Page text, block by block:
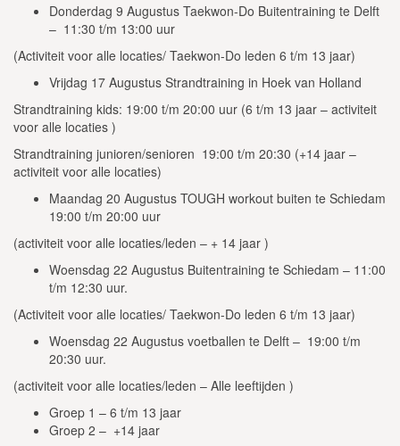
Donderdag 9 Augustus Taekwon-Do Buitentraining te Delft
– 11:30 t/m 13:00 uur
(Activiteit voor alle locaties/ Taekwon-Do leden 6 t/m 13 jaar)
Vrijdag 17 Augustus Strandtraining in Hoek van Holland
Strandtraining kids: 19:00 t/m 20:00 uur (6 t/m 13 jaar – activiteit
voor alle locaties )
Strandtraining junioren/senioren 19:00 t/m 20:30 (+14 jaar –
activiteit voor alle locaties)
Maandag 20 Augustus TOUGH workout buiten te Schiedam
19:00 t/m 20:00 uur
(activiteit voor alle locaties/leden – + 14 jaar )
Woensdag 22 Augustus Buitentraining te Schiedam – 11:00
t/m 12:30 uur.
(Activiteit voor alle locaties/ Taekwon-Do leden 6 t/m 13 jaar)
Woensdag 22 Augustus voetballen te Delft – 19:00 t/m
20:30 uur.
(activiteit voor alle locaties/leden – Alle leeftijden )
Groep 1 – 6 t/m 13 jaar
Groep 2 – +14 jaar